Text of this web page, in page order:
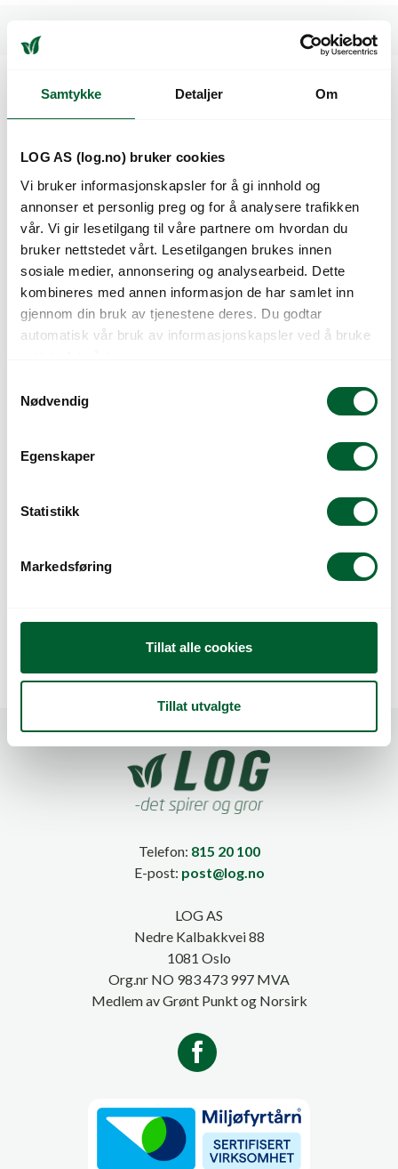
Samtykke Detaljer Om
LOG AS (log.no) bruker cookies
Vi bruker informasjonskapsler for å gi innhold og
annonser et personlig preg og for å analysere trafikken
vår. Vi gir lesetilgang til våre partnere om hvordan du
bruker nettstedet vårt. Lesetilgangen brukes innen
sosiale medier, annonsering og analysearbeid. Dette
kombineres med annen informasjon de har samlet inn
gjennom din bruk av tjenestene deres. Du godtar
automatisk vår bruk av informasjonskapsler ved å bruke
Nødvendig
Egenskaper
Statistikk
Markedsføring
Tillat alle cookies
Tillat utvalgte
Kunder så også på
POSE PLAST BLANK
POSE PLAST BLANK
Telefon: 815 20 100
E-post: post@log.no
LOG AS
Nedre Kalbakkvei 88
1081 Oslo
Org.nr NO 983 473 997 MVA
Medlem av Grønt Punkt og Norsirk